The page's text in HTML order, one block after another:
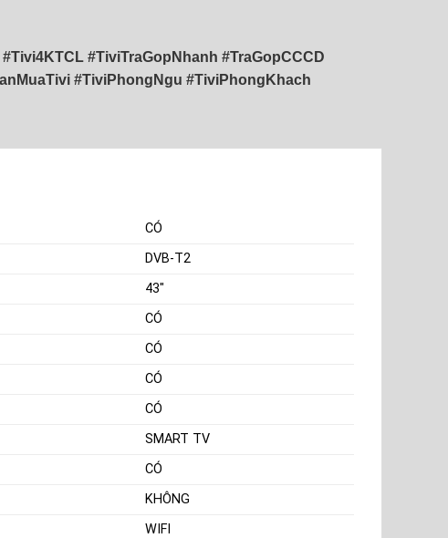
#TiviTraGopNhanh #TraGopCCCD
#TiviPhongNgu #TiviPhongKhach
CÓ
DVB-T2
43"
CÓ
CÓ
CÓ
CÓ
SMART TV
CÓ
KHÔNG
WIFI